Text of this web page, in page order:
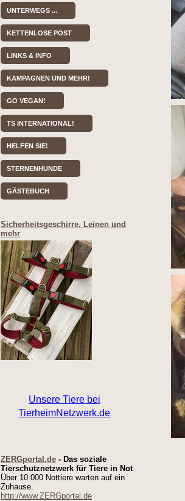
UNTERWEGS ...
KETTENLOSE POST
LINKS & INFO
KAMPAGNEN UND MEHR!
GO VEGAN!
TS INTERNATIONAL!
HELFEN SIE!
STERNENHUNDE
GÄSTEBUCH
Sicherheitsgeschirre, Leinen und
mehr
ZERGportal.de - Das soziale
Tierschutznetzwerk für Tiere in Not
Über 10.000 Nottiere warten auf ein
Zuhause.
http://www.ZERGportal.de